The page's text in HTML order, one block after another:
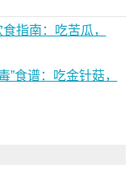
指南：吃苦瓜，
”食谱：吃金针菇，